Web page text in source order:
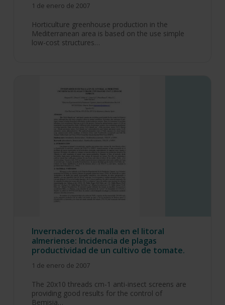
1 de enero de 2007
Horticulture greenhouse production in the
Mediterranean area is based on the use simple
low-cost structures…
Invernaderos de malla en el litoral
almeriense: Incidencia de plagas
productividad de un cultivo de tomate.
1 de enero de 2007
The 20x10 threads cm-1 anti-insect screens are
providing good results for the control of
Bemisia…